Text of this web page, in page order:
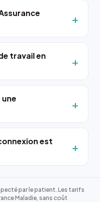
travail en
est
par le patient. Les tarifs
Maladie, sans coût